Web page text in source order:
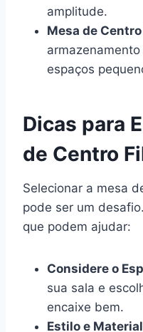
amplitude.
Mesa de
espaços
Dicas para
de Centro
Selecionar a mesa
pode ser um
que podem ajudar:
Considere o
sua sala e
encaixe bem.
Estilo e